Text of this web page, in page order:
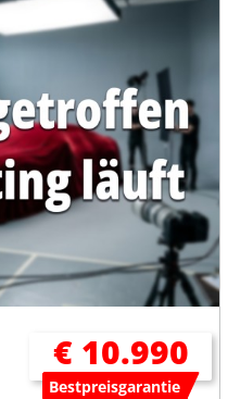
€ 10.990
Bestpreisgarantie